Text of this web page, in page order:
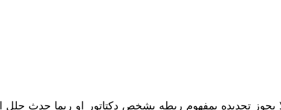
يجوز تحديده بمفهوم ربطه بشخص دكتاتور او ربما حدث جلل